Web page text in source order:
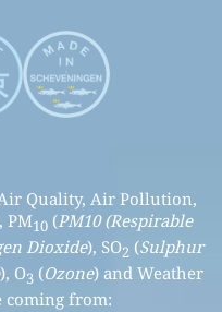
Quality, Air Pollution,
PM10(PM10 (Respirable
Dioxide), SO2 (Sulphur
), O3 (Ozone) and Weather
coming from: